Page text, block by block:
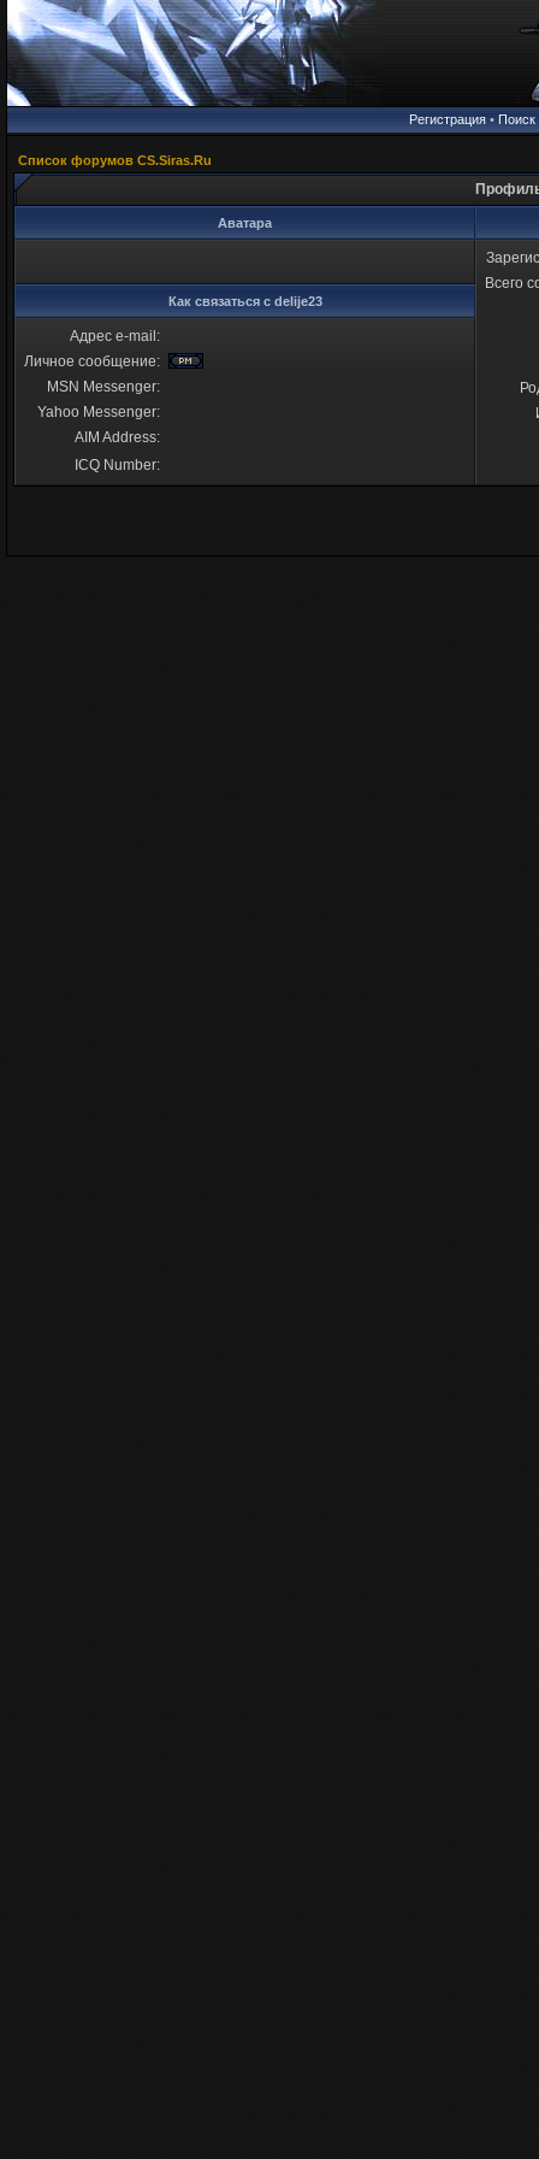
Регистрация• Поиск
Список форумов CS.Siras.Ru
Аватара
Всего
Как связаться с delije23
Адрес e-mail:
Личное сообщение:
MSN Messenger:
Yahoo Messenger:
AIM Address:
ICQ Number: